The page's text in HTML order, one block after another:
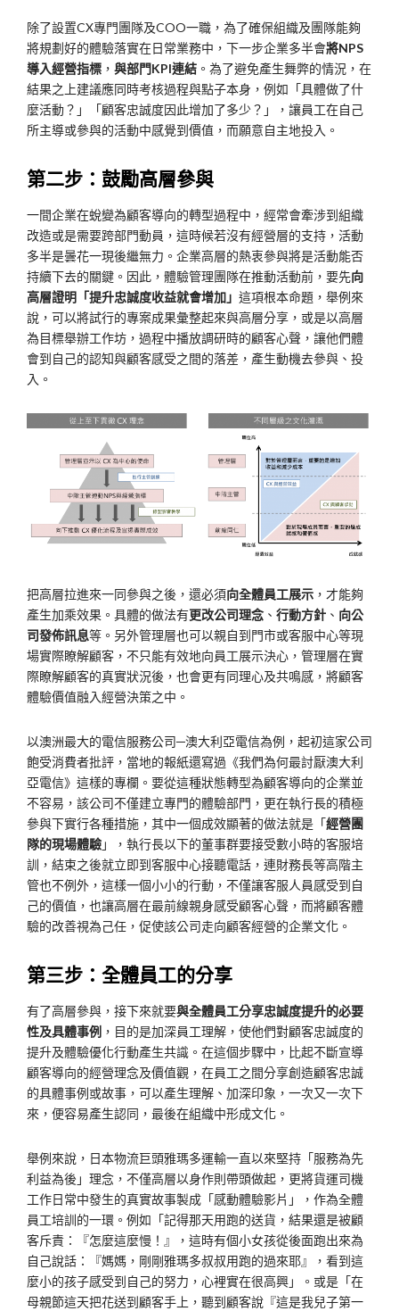
除了設置CX專門團隊及COO一職，為了確保組織及團隊能夠
將規劃好的體驗落實在日常業務中，下一步企業多半會將NPS
導入經營指標 ， 與部門KPI連結 。為了避免產生舞弊的情況，在
結果之上建議應同時考核過程與點子本身，例如「具體做了什
麼活動？」「顧客忠誠度因此增加了多少？」，讓員工在自己
所主導或參與的活動中感覺到價值，而願意自主地投入。
第二步：鼓勵高層參與
一間企業在蛻變為顧客導向的轉型過程中，經常會牽涉到組織
改造或是需要跨部門動員，這時候若沒有經營層的支持，活動
多半是曇花一現後繼無力。企業高層的熱衷參與將是活動能否
持續下去的關鍵。因此，體驗管理團隊在推動活動前，要先向
高層證明「提升忠誠度收益就會增加」 這項根本命題，舉例來
說，可以將試行的專案成果彙整起來與高層分享，或是以高層
為目標舉辦工作坊，過程中播放調研時的顧客心聲，讓他們體
會到自己的認知與顧客感受之間的落差，產生動機去參與、投
入。
把高層拉進來一同參與之後，還必須向全體員工展示 ，才能夠
產生加乘效果。具體的做法有更改公司理念 、 行動方針 、 向公
司發佈訊息等。另外管理層也可以親自到門市或客服中心等現
場實際瞭解顧客，不只能有效地向員工展示決心，管理層在實
際瞭解顧客的真實狀況後，也會更有同理心及共鳴感，將顧客
體驗價值融入經營決策之中。
以澳洲最大的電信服務公司─澳大利亞電信為例，起初這家公司
飽受消費者批評，當地的報紙還寫過《我們為何最討厭澳大利
亞電信》這樣的專欄。要從這種狀態轉型為顧客導向的企業並
不容易，該公司不僅建立專門的體驗部門，更在執行長的積極
參與下實行各種措施，其中一個成效顯著的做法就是「經營團
隊的現場體驗」，執行長以下的董事群要接受數小時的客服培
訓，結束之後就立即到客服中心接聽電話，連財務長等高階主
管也不例外，這樣一個小小的行動，不僅讓客服人員感受到自
己的價值，也讓高層在最前線親身感受顧客心聲，而將顧客體
驗的改善視為己任，促使該公司走向顧客經營的企業文化。
第三步：全體員工的分享
有了高層參與，接下來就要與全體員工分享忠誠度提升的必要
性及具體事例 ，目的是加深員工理解，使他們對顧客忠誠度的
提升及體驗優化行動產生共識。在這個步驟中，比起不斷宣導
顧客導向的經營理念及價值觀，在員工之間分享創造顧客忠誠
的具體事例或故事，可以產生理解、加深印象，一次又一次下
來，便容易產生認同，最後在組織中形成文化。
舉例來說，日本物流巨頭雅瑪多運輸一直以來堅持「服務為先
利益為後」理念，不僅高層以身作則帶頭做起，更將貨運司機
工作日常中發生的真實故事製成「感動體驗影片」，作為全體
員工培訓的一環。例如「記得那天用跑的送貨，結果還是被顧
客斥責：『怎麼這麼慢！』，這時有個小女孩從後面跑出來為
自己說話：『媽媽，剛剛雅瑪多叔叔用跑的過來耶』，看到這
麼小的孩子感受到自己的努力，心裡實在很高興」。或是「在
母親節這天把花送到顧客手上，聽到顧客說『這是我兒子第一